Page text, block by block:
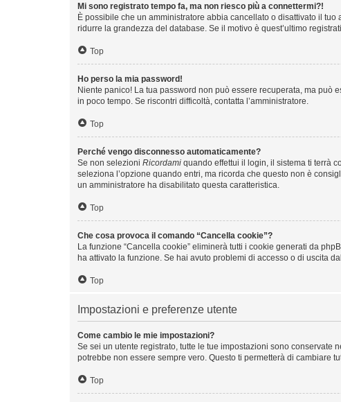
Mi sono registrato tempo fa, ma non riesco più a connettermi?!
È possibile che un amministratore abbia cancellato o disattivato il
ridurre la grandezza del database. Se il motivo è quest’ultimo
Top
Ho perso la mia password!
Niente panico! La tua password non può essere recuperata, ma può
in poco tempo. Se riscontri difficoltà, contatta l’amministratore.
Top
Perché vengo disconnesso automaticamente?
Se non selezioni Ricordami quando effettui il login, il sistema ti terrà
seleziona l’opzione quando entri, ma ricorda che questo non è
un amministratore ha disabilitato questa caratteristica.
Top
Che cosa provoca il comando “Cancella cookie”?
La funzione “Cancella cookie” eliminerà tutti i cookie generati da
ha attivato la funzione. Se hai avuto problemi di accesso o di uscita
Top
Impostazioni e preferenze utente
Come cambio le mie impostazioni?
Se sei un utente registrato, tutte le tue impostazioni sono
potrebbe non essere sempre vero. Questo ti permetterà di cambiare
Top